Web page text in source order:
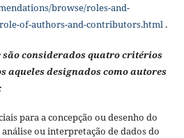
browse/roles-and-
of-authors-and-contributors.html.
considerados quatro critérios
aqueles designados como autores
para a concepção ou desenho do
ou interpretação de dados do